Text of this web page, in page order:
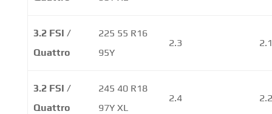
3.2 FSI /
Quattro
225 55 R16
95Y
2.3
3.2 FSI /
Quattro
245 40 R18
97Y XL
2.4